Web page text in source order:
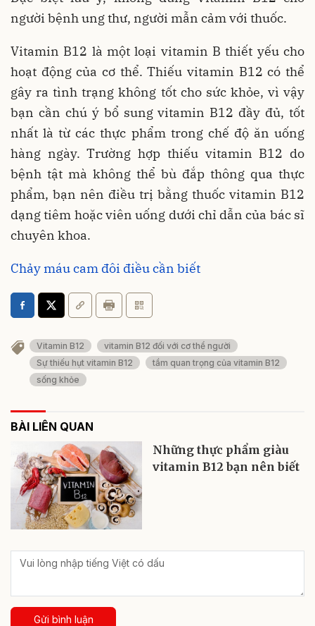
người bệnh ung thư, người mẫn cảm với thuốc.
Vitamin B12 là một loại vitamin B thiết yếu cho
hoạt động của cơ thể. Thiếu vitamin B12 có thể
gây ra tình trạng không tốt cho sức khỏe, vì vậy
bạn cần chú ý bổ sung vitamin B12 đầy đủ, tốt
nhất là từ các thực phẩm trong chế độ ăn uống
hàng ngày. Trường hợp thiếu vitamin B12 do
bệnh tật mà không thể bù đắp thông qua thực
phẩm, bạn nên điều trị bằng thuốc vitamin B12
dạng tiêm hoặc viên uống dưới chỉ dẫn của bác sĩ
chuyên khoa.
Chảy máu cam đôi điều cần biết
Vitamin B12
vitamin B12 đối với cơ thể người
Sự thiếu hụt vitamin B12
tầm quan trọng của vitamin B12
sống khỏe
BÀI LIÊN QUAN
Những thực phẩm giàu
vitamin B12 bạn nên biết
Gửi bình luận